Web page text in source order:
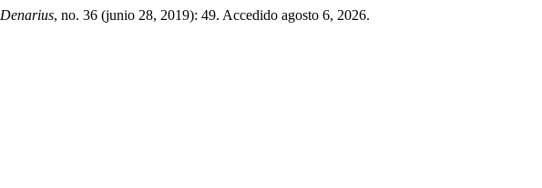
Denarius, no. 36 (junio 28, 2019): 49. Accedido agosto 6, 2026.